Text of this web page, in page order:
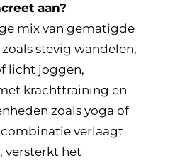
aan?
mix van gematigde
stevig wandelen,
licht joggen,
krachttraining en
zoals yoga of
verlaagt
versterkt het